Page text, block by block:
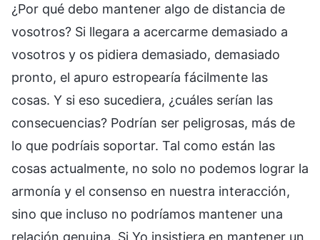
¿Por qué debo mantener algo de distancia de
vosotros? Si llegara a acercarme demasiado a
vosotros y os pidiera demasiado, demasiado
pronto, el apuro estropearía fácilmente las
cosas. Y si eso sucediera, ¿cuáles serían las
consecuencias? Podrían ser peligrosas, más de
lo que podríais soportar. Tal como están las
cosas actualmente, no solo no podemos lograr la
armonía y el consenso en nuestra interacción,
sino que incluso no podríamos mantener una
relación genuina. Si Yo insistiera en mantener un